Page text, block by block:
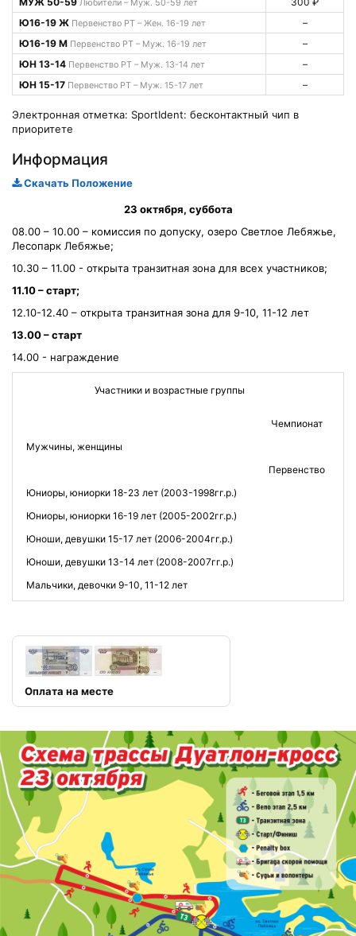
Любители – Муж. 50-59 лет
Ю16-19 Ж Первенство РТ – Жен. 16-19 лет
–
Ю16-19 М Первенство РТ – Муж. 16-19 лет
–
ЮН 13-14 Первенство РТ – Муж. 13-14 лет
–
ЮН 15-17 Первенство РТ – Муж. 15-17 лет –
Электронная отметка: SportIdent: бесконтактный чип в
приоритете
Информация
Скачать Положение
23 октября, суббота
08.00 – 10.00 – комиссия по допуску, озеро Светлое Лебяжье,
Лесопарк Лебяжье;
10.30 – 11.00 - открыта транзитная зона для всех участников;
11.10 – старт;
12.10-12.40 – открыта транзитная зона для 9-10, 11-12 лет
13.00 – старт
14.00 - награждение
Участники и возрастные группы
Чемпионат
Мужчины, женщины
Первенство
Юниоры, юниорки 18-23 лет (2003-1998гг.р.)
Юниоры, юниорки 16-19 лет (2005-2002гг.р.)
Юноши, девушки 15-17 лет (2006-2004гг.р.)
Юноши, девушки 13-14 лет (2008-2007гг.р.)
Мальчики, девочки 9-10, 11-12 лет
Оплата на месте